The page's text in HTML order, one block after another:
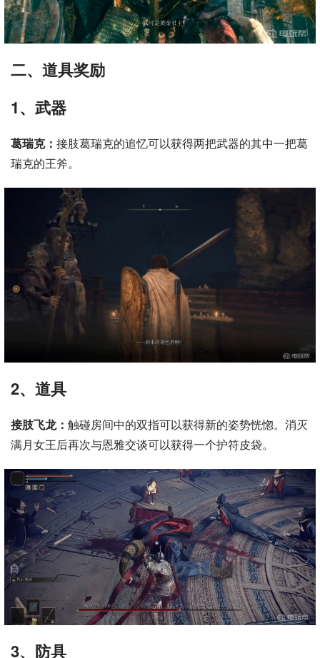
二、道具奖励
1、武器
葛瑞克： 接肢葛瑞克的追忆可以获得两把武器的其中一把葛
瑞克的王斧。
2、道具
接肢飞龙： 触碰房间中的双指可以获得新的姿势恍惚。消灭
满月女王后再次与恩雅交谈可以获得一个护符皮袋。
3、防具